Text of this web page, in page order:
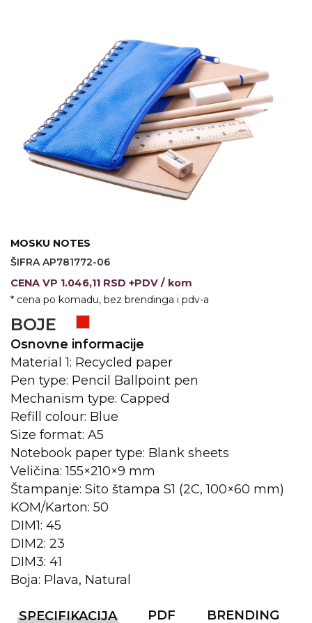
SLOBODNO VREME
PRIVESCI
ALAT
ŠOLJE
DUKSEVI I KABANICE
KAČKETI, KAPE I ŠEŠIRI
KOŠULJE
UNIFORME
STRETCH TOPS
SUBLIMACIJA
CRICKET UPALJAČI
ŠIBICA
JAKNE I PRSLUCI
HYGIENIC KOLEKCIJA
OKOVRATNE ID TRAKICE
USB
TEHNOLOGIJA
GADŽETI
KOŠULJE
TEKSTIL
PANTALONE
TEKSTIL
KECELJE I
MOSKU NOTES
ŠIFRA AP781772-06
CENA VP 1.046,11 RSD +PDV / kom
* cena po komadu, bez brendinga i pdv-a
BOJE
Osnovne informacije
Material 1: Recycled paper
Pen type: Pencil Ballpoint pen
Mechanism type: Capped
Refill colour: Blue
Size format: A5
Notebook paper type: Blank sheets
Veličina: 155×210×9 mm
Štampanje: Sito štampa S1 (2C, 100×60 mm)
KOM/Karton: 50
DIM1: 45
DIM2: 23
DIM3: 41
Boja: Plava, Natural
SPECIFIKACIJA PDF
BRENDING